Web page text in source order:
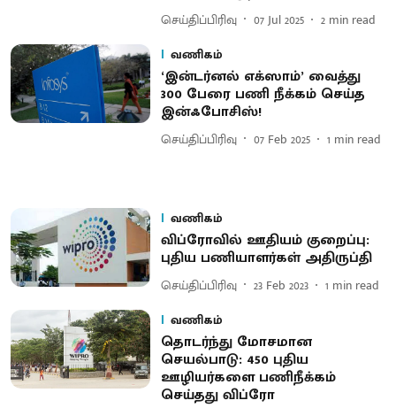
செய்திப்பிரிவு 07 Jul 2025 2 min read
வணிகம்
‘இன்டர்னல் எக்ஸாம்’ வைத்து
300 பேரை பணி நீக்கம் செய்த
இன்ஃபோசிஸ்!
செய்திப்பிரிவு 07 Feb 2025 1 min read
வணிகம்
விப்ரோவில் ஊதியம் குறைப்பு:
புதிய பணியாளர்கள் அதிருப்தி
செய்திப்பிரிவு 23 Feb 2023 1 min read
வணிகம்
தொடர்ந்து மோசமான
செயல்பாடு: 450 புதிய
ஊழியர்களை பணிநீக்கம்
செய்தது விப்ரோ